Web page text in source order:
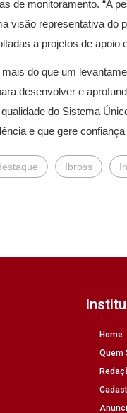
de monitoramento. “A
visão representativa do
a projetos de apoio
do que um
desenvolver e
do Sistema
e que gere
Ibross
Home
Quem